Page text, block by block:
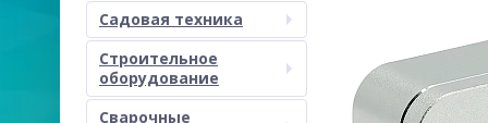
Садовая техника
Строительное
оборудование
Сварочные